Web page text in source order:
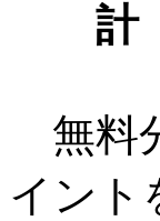
計
無料
イント